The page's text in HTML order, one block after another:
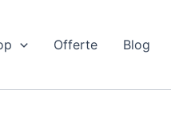
Offerte Blog